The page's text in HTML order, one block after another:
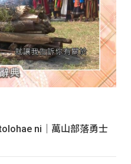
ni｜萬山部落勇士